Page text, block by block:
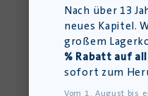
Nach über 13
neues Kapitel.
großem
% Rabatt auf
sofort zum
Vom 1. August bis